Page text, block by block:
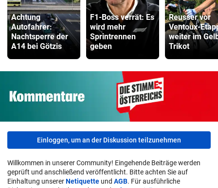
Achtung
Autofahrer:
Nachtsperre der
A14 bei Götzis
F1-Boss verrät: Es
wird mehr
Sprintrennen
geben
Reusser vor
Ventoux-
weiter im
Trikot
Einloggen, um an der Diskussion teilzunehmen
Willkommen in unserer Community! Eingehende Beiträge werden
geprüft und anschließend veröffentlicht. Bitte achten Sie auf
Einhaltung unsererNetiquette und AGB. Für ausführliche